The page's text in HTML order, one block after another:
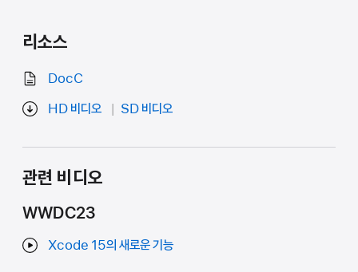
리소스
DocC
HD 비디오
SD 비디오
관련 비디오
WWDC23
Xcode 15의 새로운 기능